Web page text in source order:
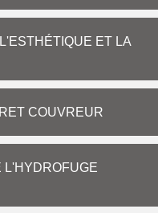
ET LA
COUVREUR
L'HYDROFUGE